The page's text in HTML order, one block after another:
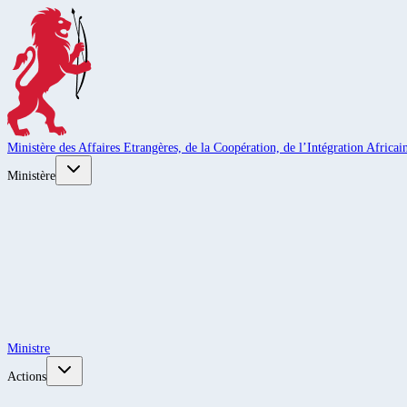
Ministère des Affaires Etrangères, de la Coopération, de l’Intégration
Ministère
Ministre
Actions